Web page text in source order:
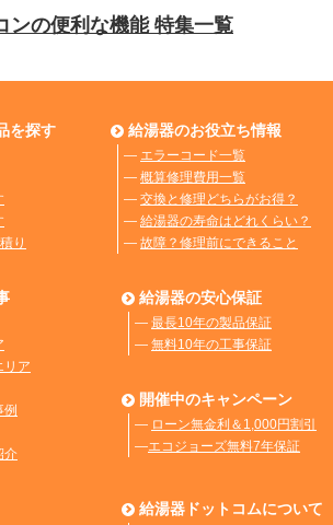
ンの便利な機能 特集一覧
を探す
り
給湯器のお役立ち情報
― エラーコード一覧
― 概算修理費用一覧
― 交換と修理どちらがお得？
― 給湯器の寿命はどれくらい？
― 故障？修理前にできること
リア
例
介
給湯器の安心保証
― 最長10年の製品保証
― 無料10年の工事保証
開催中のキャンペーン
― ローン無金利＆1,000円割引
―エコジョーズ無料7年保証
給湯器ドットコムについて